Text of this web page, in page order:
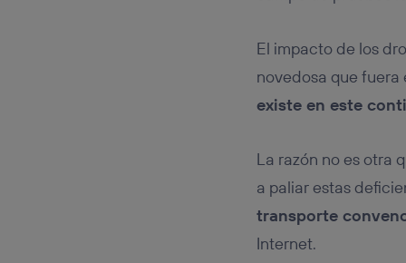
El impacto de los
novedosa que fuera
existe en este
La razón no es otra
a paliar estas
transporte
Internet.
Puedes
inferior
Para